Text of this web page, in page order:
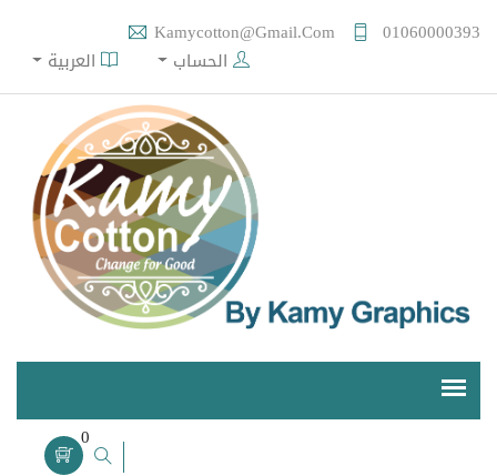
01060000393
Kamycotton@gmail.com
الحساب
العربية
0